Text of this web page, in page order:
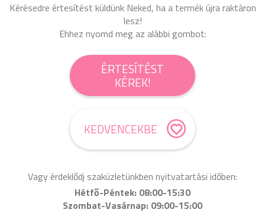
Kérésedre értesítést küldünk Neked, ha a termék újra raktáron
lesz!
Ehhez nyomd meg az alábbi gombot:
ÉRTESÍTÉST
KÉREK!
KEDVENCEKBE
Vagy érdeklődj szaküzletünkben nyitvatartási időben:
Hétfő-Péntek: 08:00-15:30
Szombat-Vasárnap: 09:00-15:00